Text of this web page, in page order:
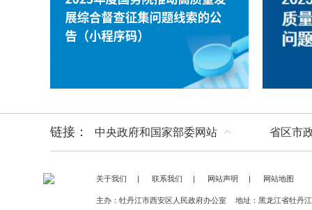
链接： 中央政府和国家部委网站 省区市
关于我们 | 联系我们 | 网站声明 | 网站地图
主办：牡丹江市西安区人民政府办公室 地址：黑龙江省牡丹